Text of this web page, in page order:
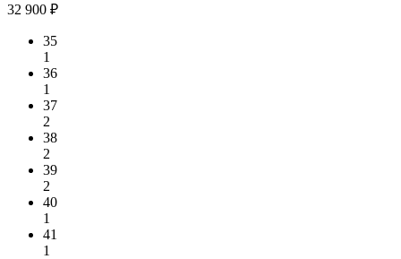
32 900 ₽
35
1
36
1
37
2
38
2
39
2
40
1
41
1